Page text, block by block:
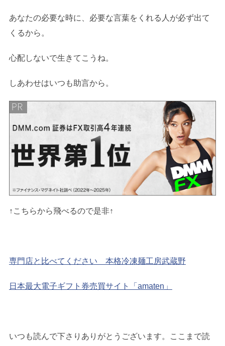
あなたの必要な時に、必要な言葉をくれる人が必ず出て
くるから。
心配しないで生きてこうね。
しあわせはいつも助言から。
↑こちらから飛べるので是非↑
専門店と比べてください 本格冷凍麺工房武蔵野
日本最大電子ギフト券売買サイト「amaten」
いつも読んで下さりありがとうございます。ここまで読